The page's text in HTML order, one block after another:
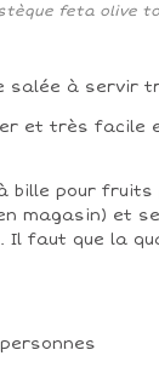
feta olive
salée à servir
et très facile
bille pour
magasin) et
Il faut que la